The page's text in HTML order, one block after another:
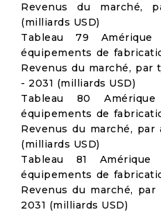
Revenus du marché,
(milliards USD)
Tableau 79
équipements de
Revenus du marché, par
- 2031 (milliards USD)
Tableau 80
équipements de
Revenus du marché, par
(milliards USD)
Tableau 81
équipements de
Revenus du marché,
2031 (milliards USD)